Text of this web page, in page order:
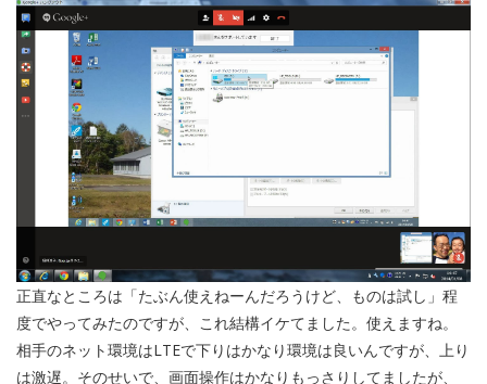
正直なところは「たぶん使えねーんだろうけど、ものは試し」程
度でやってみたのですが、これ結構イケてました。使えますね。
相手のネット環境はLTEで下りはかなり環境は良いんですが、上り
は激遅。そのせいで、画面操作はかなりもっさりしてましたが、